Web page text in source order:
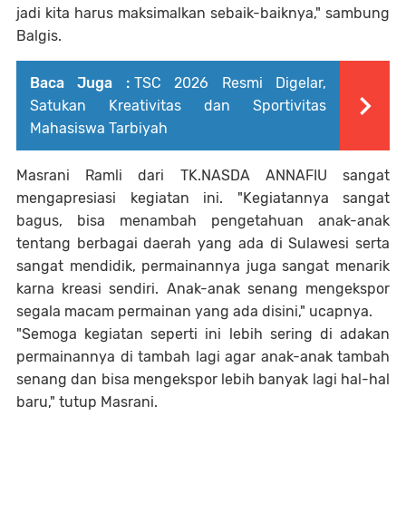
jadi kita harus maksimalkan sebaik-baiknya," sambung
Balgis.
Baca Juga : TSC 2026 Resmi Digelar,
Satukan Kreativitas dan Sportivitas
Mahasiswa Tarbiyah
Masrani Ramli dari TK.NASDA ANNAFIU sangat
mengapresiasi kegiatan ini. "Kegiatannya sangat
bagus, bisa menambah pengetahuan anak-anak
tentang berbagai daerah yang ada di Sulawesi serta
sangat mendidik, permainannya juga sangat menarik
karna kreasi sendiri. Anak-anak senang mengekspor
segala macam permainan yang ada disini," ucapnya.
"Semoga kegiatan seperti ini lebih sering di adakan
permainannya di tambah lagi agar anak-anak tambah
senang dan bisa mengekspor lebih banyak lagi hal-hal
baru," tutup Masrani.